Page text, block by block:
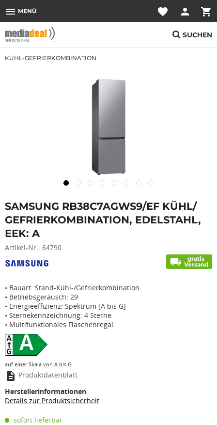
menu MENÜ favorite person shopping_cart
SUCHEN
KÜHL-GEFRIERKOMBINATION
SAMSUNG RB38C7AGWS9/EF KÜHL/
GEFRIERKOMBINATION, EDELSTAHL,
EEK: A
Artikel-Nr.: 64790
local_shipping
gratis
Versand
• Bauart: Stand-Kühl-/Gefrierkombination
• Betriebsgeräusch: 29
• Energieeffizienz: Spektrum [A bis G]
• Sternekennzeichnung: 4 Sterne
• Multifunktionales Flaschenregal
A
auf einer Skala von A bis G
description Produktdatenblatt
Herstellerinformationen
Details zur Produktsicherheit
sofort lieferbar